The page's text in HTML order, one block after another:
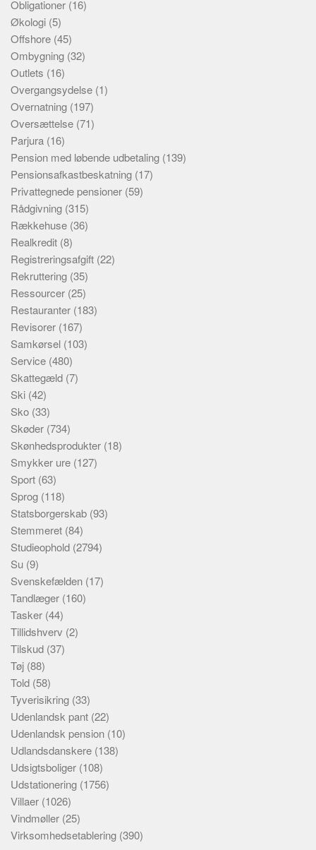
Obligationer (16)
Økologi (5)
Offshore (45)
Ombygning (32)
Outlets (16)
Overgangsydelse (1)
Overnatning (197)
Oversættelse (71)
Parjura (16)
Pension med løbende udbetaling (139)
Pensionsafkastbeskatning (17)
Privattegnede pensioner (59)
Rådgivning (315)
Rækkehuse (36)
Realkredit (8)
Registreringsafgift (22)
Rekruttering (35)
Ressourcer (25)
Restauranter (183)
Revisorer (167)
Samkørsel (103)
Service (480)
Skattegæld (7)
Ski (42)
Sko (33)
Skøder (734)
Skønhedsprodukter (18)
Smykker ure (127)
Sport (63)
Sprog (118)
Statsborgerskab (93)
Stemmeret (84)
Studieophold (2794)
Su (9)
Svenskefælden (17)
Tandlæger (160)
Tasker (44)
Tillidshverv (2)
Tilskud (37)
Tøj (88)
Told (58)
Tyverisikring (33)
Udenlandsk pant (22)
Udenlandsk pension (10)
Udlandsdanskere (138)
Udsigtsboliger (108)
Udstationering (1756)
Villaer (1026)
Vindmøller (25)
Virksomhedsetablering (390)